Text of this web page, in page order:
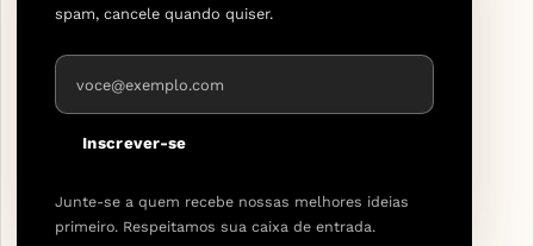
spam, cancele quando quiser.
Endereço de e-mail
Inscrever-se
Junte-se a quem recebe nossas melhores ideias
primeiro. Respeitamos sua caixa de entrada.